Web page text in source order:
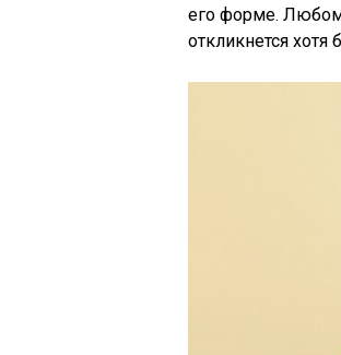
его форме.
откликнется хотя